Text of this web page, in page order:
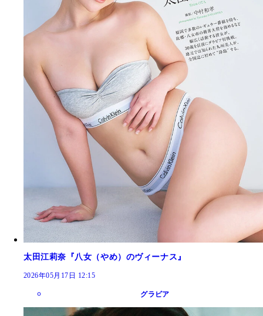
太田江莉奈『八女（やめ）のヴィーナス』
2026年05月17日 12:15
グラビア